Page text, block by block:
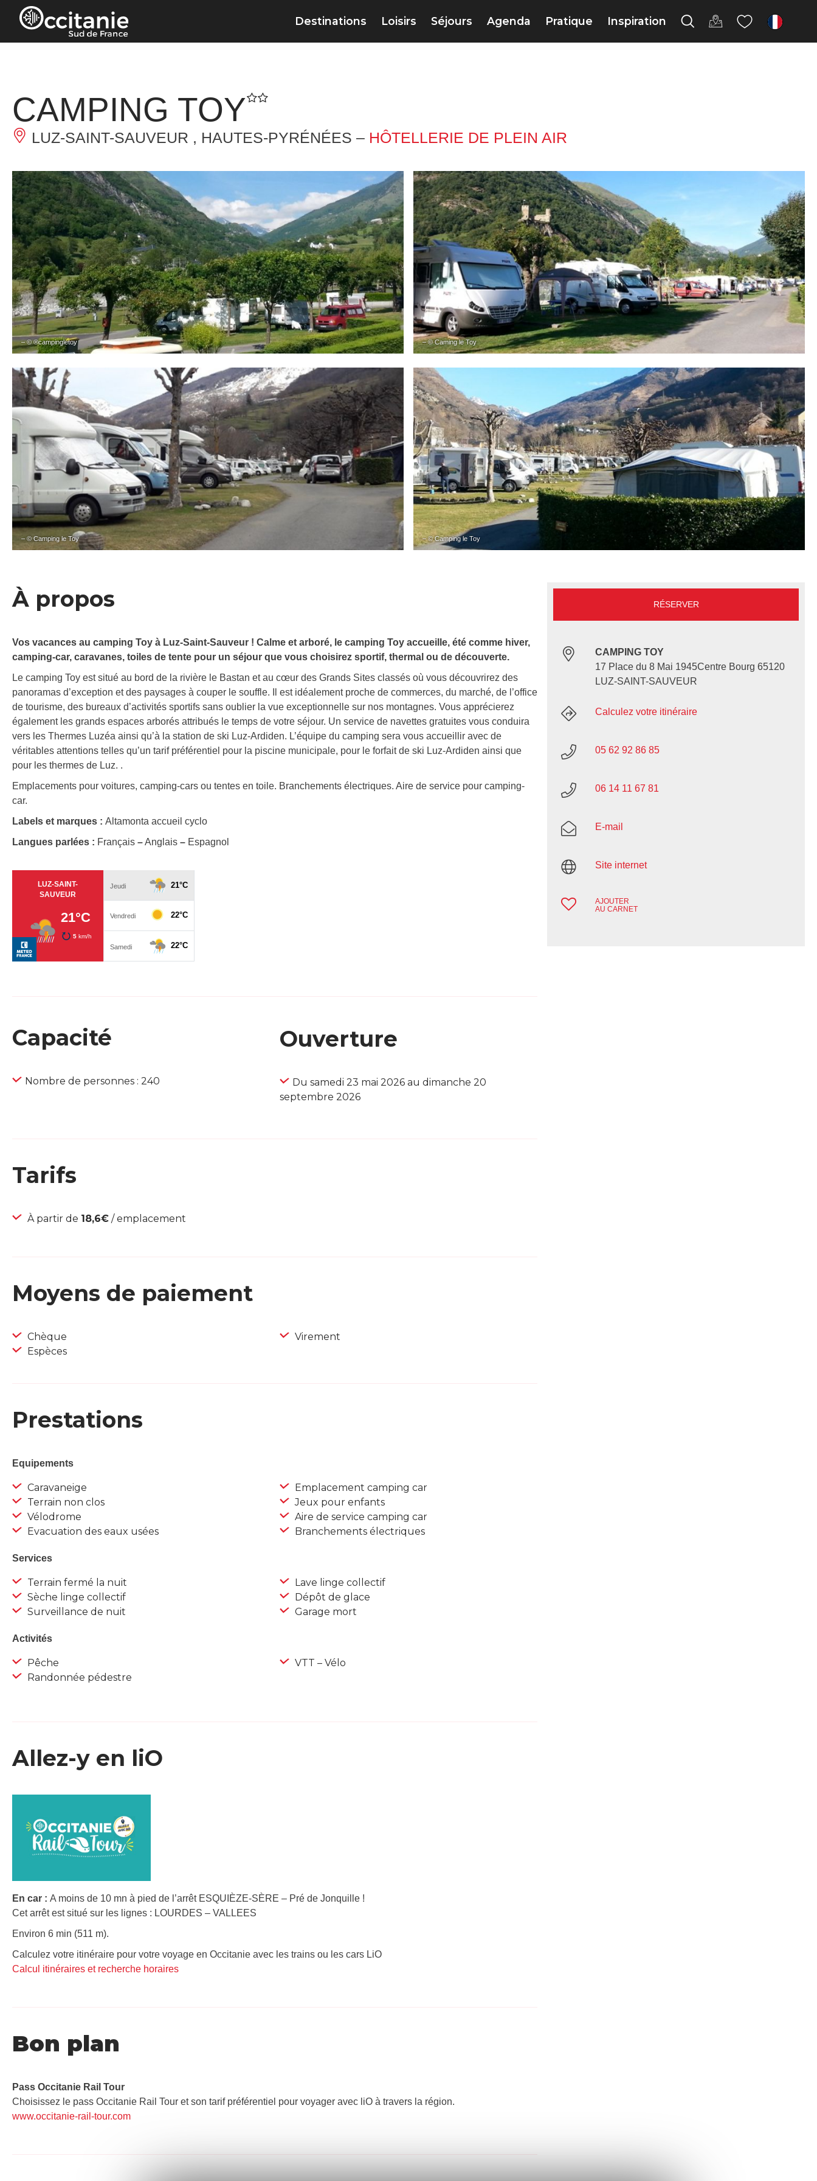
Panneau de gestion des cookies
Destinations Loisirs Séjours Agenda Pratique Inspiration fr
CAMPING TOY
LUZ-SAINT-SAUVEUR , HAUTES-PYRÉNÉES – HÔTELLERIE DE PLEIN AIR
– © ®campingletoy – © Caming le Toy
– © Camping le Toy – © Camping le Toy
À propos
Vos vacances au camping Toy à Luz-Saint-Sauveur ! Calme et arboré, le camping Toy accueille, été comme hiver,
camping-car, caravanes, toiles de tente pour un séjour que vous choisirez sportif, thermal ou de découverte.
Le camping Toy est situé au bord de la rivière le Bastan et au cœur des Grands Sites classés où vous découvrirez des
panoramas d’exception et des paysages à couper le souffle. Il est idéalement proche de commerces, du marché, de l’office
de tourisme, des bureaux d’activités sportifs sans oublier la vue exceptionnelle sur nos montagnes. Vous apprécierez
également les grands espaces arborés attribués le temps de votre séjour. Un service de navettes gratuites vous conduira
vers les Thermes Luzéa ainsi qu’à la station de ski Luz-Ardiden. L’équipe du camping sera vous accueillir avec de
véritables attentions telles qu’un tarif préférentiel pour la piscine municipale, pour le forfait de ski Luz-Ardiden ainsi que
pour les thermes de Luz. .
Emplacements pour voitures, camping-cars ou tentes en toile. Branchements électriques. Aire de service pour camping-
car.
Labels et marques : Altamonta accueil cyclo
Langues parlées : Français –Anglais – Espagnol
Capacité
Nombre de personnes : 240
Ouverture
Du samedi 23 mai 2026 au dimanche 20
septembre 2026
Tarifs
À partir de 18,6€ / emplacement
Moyens de paiement
Chèque
Espèces
Virement
Prestations
Equipements
Caravaneige
Terrain non clos
Vélodrome
Evacuation des eaux usées
Emplacement camping car
Jeux pour enfants
Aire de service camping car
Branchements électriques
Services
Terrain fermé la nuit
Sèche linge collectif
Surveillance de nuit
Lave linge collectif
Dépôt de glace
Garage mort
Activités
Pêche
Randonnée pédestre
VTT – Vélo
Allez-y en liO
En car : A moins de 10 mn à pied de l’arrêt ESQUIÈZE-SÈRE – Pré de Jonquille !
Cet arrêt est situé sur les lignes : LOURDES – VALLEES
Environ 6 min (511 m).
Calculez votre itinéraire pour votre voyage en Occitanie avec les trains ou les cars LiO
Calcul itinéraires et recherche horaires
Bon plan
Pass Occitanie Rail Tour​
Choisissez le pass Occitanie Rail Tour et son tarif préférentiel pour voyager avec liO à travers la région.
www.occitanie-rail-tour.com
RÉSERVER
CAMPING TOY
17 Place du 8 Mai 1945Centre Bourg 65120
LUZ-SAINT-SAUVEUR
Calculez votre itinéraire
05 62 92 86 85
06 14 11 67 81
E-mail
Site internet
AJOUTER
AU CARNET